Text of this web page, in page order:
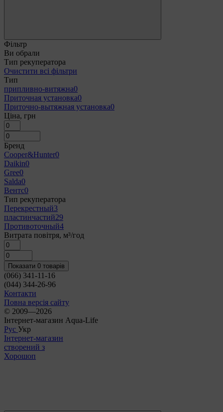
Фільтр
Ви обрали
Тип рекуператора
Очистити всі фільтри
Тип
припливно-витяжна0
Приточная установка0
Приточно-вытяжная установка0
Ціна, грн
Бренд
Cooper&Hunter0
Daikin0
Gree0
Salda0
Вентс0
Тип рекуператора
Перекрестный3
пластинчастий29
Противоточный4
Витрата повітря, м³/год
Показати 0 товарів
(066) 341-11-16
(044) 344-26-96
Контакти
Повна версія сайту
© 2009—2026
Інтернет-магазин Aqua-Life
Рус Укр
Інтернет-магазин
створений з
Хорошоп